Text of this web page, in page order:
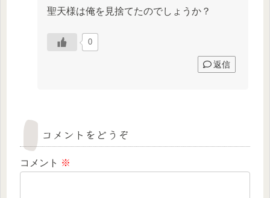
聖天様は俺を見捨てたのでしょうか？
0
返信
コメントをどうぞ
コメント ※